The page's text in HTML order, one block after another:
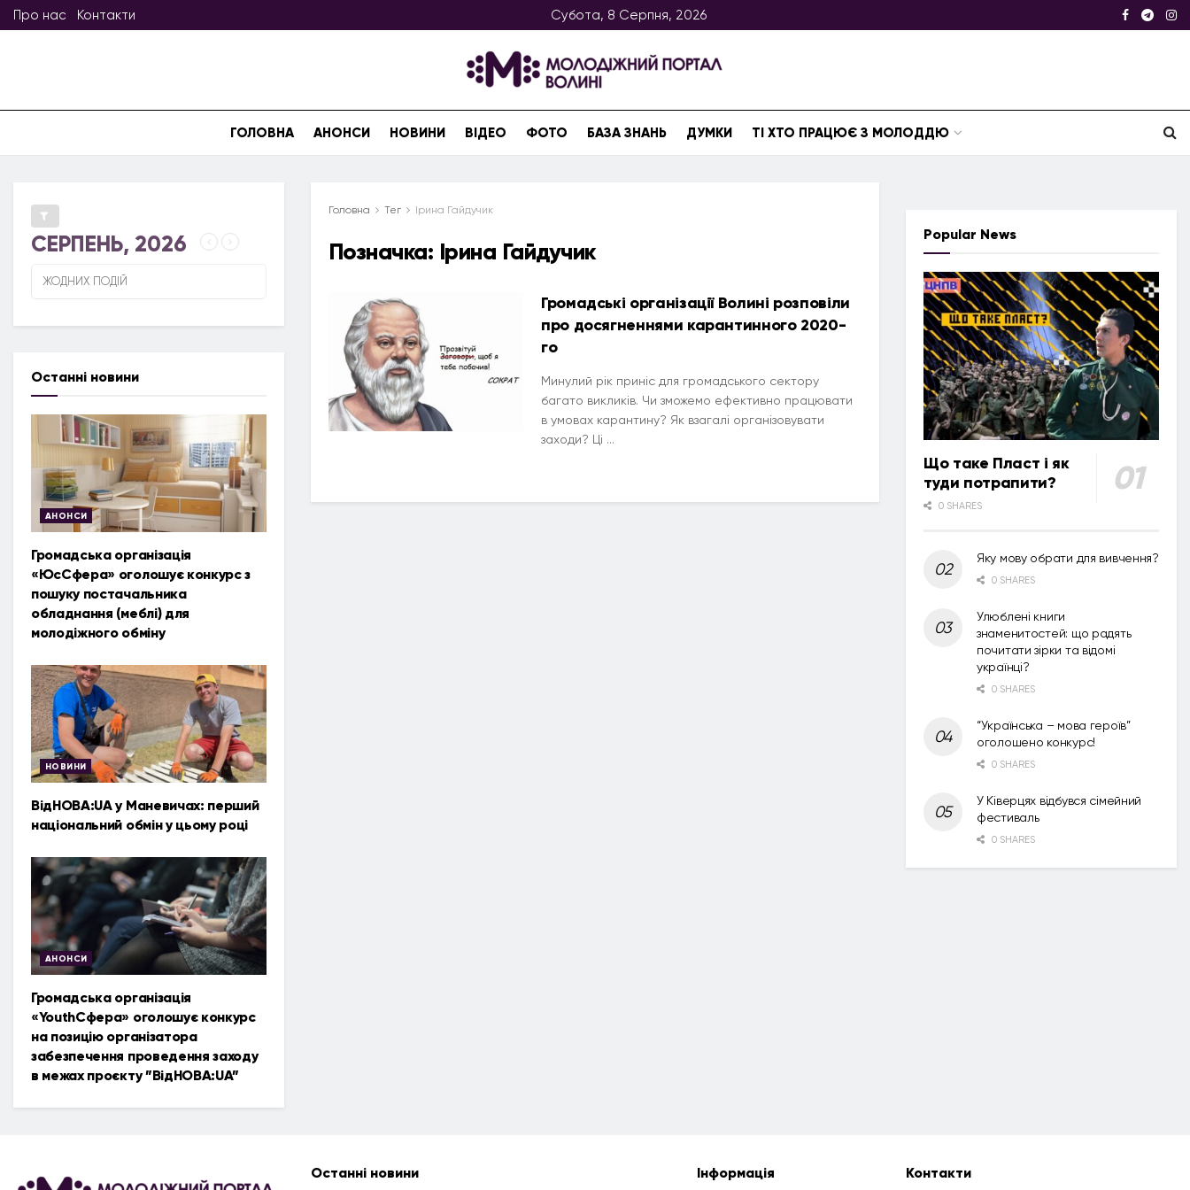
Про нас Контакти Субота, 8 Серпня, 2026
ГОЛОВНА АНОНСИ НОВИНИ ВІДЕО ФОТО БАЗА ЗНАНЬ ДУМКИ ТІ ХТО ПРАЦЮЄ З МОЛОДДЮ
Головна Тег Ірина Гайдучик
Позначка: Ірина Гайдучик
Громадські організації Волині розповіли
про досягненнями карантинного 2020-
го
Минулий рік приніс для громадського сектору
багато викликів. Чи зможемо ефективно працювати
в умовах карантину? Як взагалі організовувати
заходи? Ці ...
СЕРПЕНЬ, 2026
ЖОДНИХ ПОДІЙ
Останні новини
АНОНСИ
Громадська організація
«ЮсСфера» оголошує конкурс з
пошуку постачальника
обладнання (меблі) для
молодіжного обміну
НОВИНИ
ВідНОВА:UA у Маневичах: перший
національний обмін у цьому році
АНОНСИ
Громадська організація
«YouthСфера» оголошує конкурс
на позицію організатора
забезпечення проведення заходу
в межах проєкту ”ВідНОВА:UA”
Popular News
Що таке Пласт і як
туди потрапити?
0 SHARES
Яку мову обрати для вивчення?
0 SHARES
Улюблені книги
знаменитостей: що радять
почитати зірки та відомі
українці?
0 SHARES
“Українська – мова героїв”
оголошено конкурс!
0 SHARES
У Ківерцях відбувся сімейний
фестиваль
0 SHARES
Останні новини Інформація Контакти